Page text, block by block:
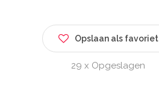
Opslaan als favoriet
29 x Opgeslagen